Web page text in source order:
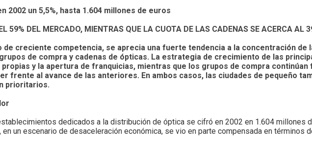
un 5,5%, hasta 1.604 millones de euros
59% DEL MERCADO, MIENTRAS QUE LA CUOTA DE LAS CADENAS SE ACERCA AL
de creciente competencia, se aprecia una fuerte tendencia a la concentración de
de compra y cadenas de ópticas. La estrategia de crecimiento de las
y la apertura de franquicias, mientras que los grupos de compra
frente al avance de las anteriores. En ambos casos, las ciudades de pequeño
prioritarios.
dedicados a la distribución de óptica se cifró en 2002 en 1.604 millones
un escenario de desaceleración económica, se vio en parte compensada en términos